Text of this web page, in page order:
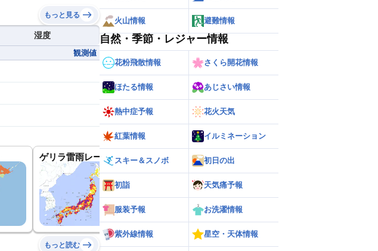
もっと見る
湿度
観測値
ゲリラ雷雨レーダー 世界の雨雲レーダー
もっと読む
火山情報 避難情報
自然・季節・レジャー情報
花粉飛散情報 さくら開花情報
ほたる情報 あじさい情報
熱中症予報 花火天気
紅葉情報 イルミネーション
スキー＆スノボ 初日の出
初詣 天気痛予報
服装予報 お洗濯情報
紫外線情報 星空・天体情報